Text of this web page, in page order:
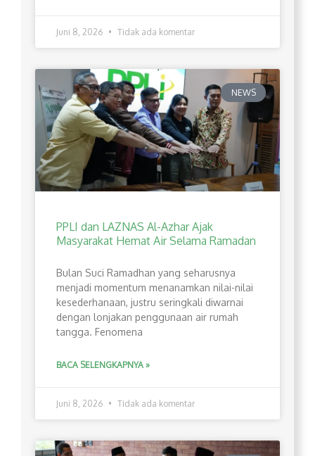
Juni 8, 2026 Tidak ada komentar
NEWS
PPLI dan LAZNAS Al-Azhar Ajak
Masyarakat Hemat Air Selama Ramadan
Bulan Suci Ramadhan yang seharusnya
menjadi momentum menanamkan nilai-nilai
kesederhanaan, justru seringkali diwarnai
dengan lonjakan penggunaan air rumah
tangga. Fenomena
BACA SELENGKAPNYA »
Juni 8, 2026 Tidak ada komentar